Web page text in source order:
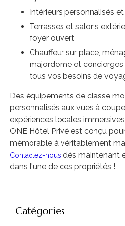
Intérieurs personnalisés
Terrasses et salons
foyer ouvert
Chauffeur sur place,
majordome et
tous vos besoins de
Des équipements de classe
personnalisés aux vues à
expériences locales
ONE Hôtel Privé est conçu
mémorable à véritablement
Contactez-nous dès maintenant
dans l'une de ces propriétés !
Catégories